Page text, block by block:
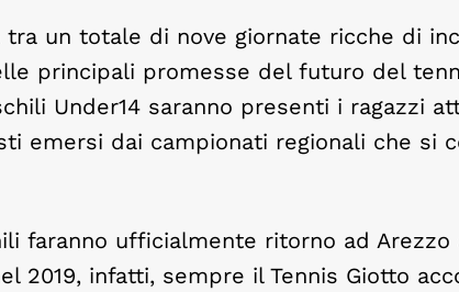
un totale di nove giornate ricche di
principali promesse del futuro del
Under14 saranno presenti i ragazzi
emersi dai campionati regionali che si
faranno ufficialmente ritorno ad
2019, infatti, sempre il Tennis Giotto